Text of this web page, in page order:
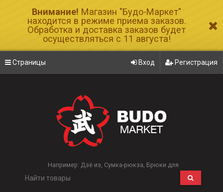
Внимание! Магазин "Будо-Маркет"
находится в режиме приема заказов.
Обработка и доставка заказов будет
осуществляться с 11 августа!
Страницы Вход Регистрация
Например: Дзё из Сумка-рюкза Брюки для